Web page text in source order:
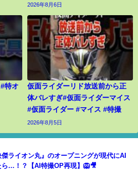
2026年8月6日
特オ
仮面ライダーリド放送前から正
体バレすぎ#仮面ライダーマイス
#仮面ライダー #マイス #特撮
2026年8月5日
ライオン丸』のオープニングが現代にAI
ら…！？【AI特撮OP再現】🦁🎥